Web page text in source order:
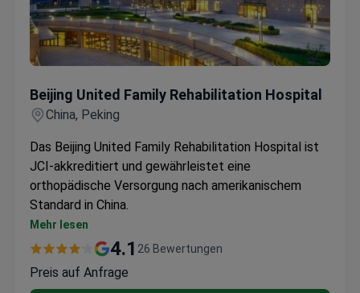
Beijing United Family Rehabilitation Hospital
China, Peking
Das Beijing United Family Rehabilitation Hospital ist
JCI-akkreditiert und gewährleistet eine
orthopädische Versorgung nach amerikanischem
Standard in China.
Rehabilitationsleistungen folgen internationalen
Protokollen für Gelenk- und Muskel-Skelett-
Erkrankungen
Multidisziplinärer Ansatz, der Physiotherapie und
Mehr lesen
4.1 26 Bewertungen
Preis auf Anfrage